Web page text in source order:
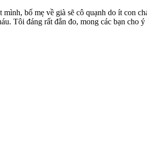
bố mẹ về già sẽ cô quạnh do ít con
Tôi đáng rất đắn đo, mong các bạn cho